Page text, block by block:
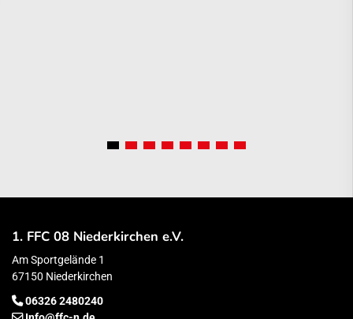
1. FFC 08 Niederkirchen e.V.
Am Sportgelände 1
67150 Niederkirchen
06326 2480240